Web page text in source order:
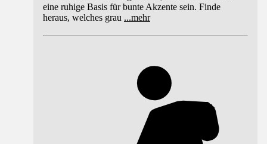
eine ruhige Basis für bunte Akzente sein. Finde
heraus, welches grau ...mehr